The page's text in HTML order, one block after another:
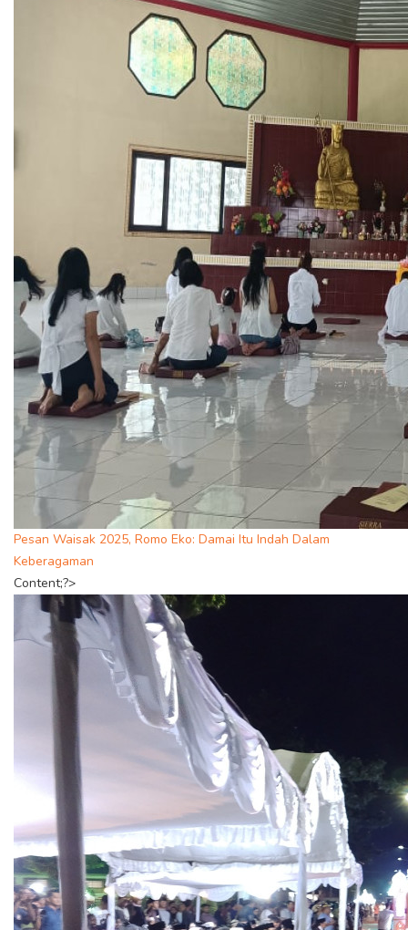
Pesan Waisak 2025, Romo Eko: Damai Itu Indah Dalam
Keberagaman
Content;?>